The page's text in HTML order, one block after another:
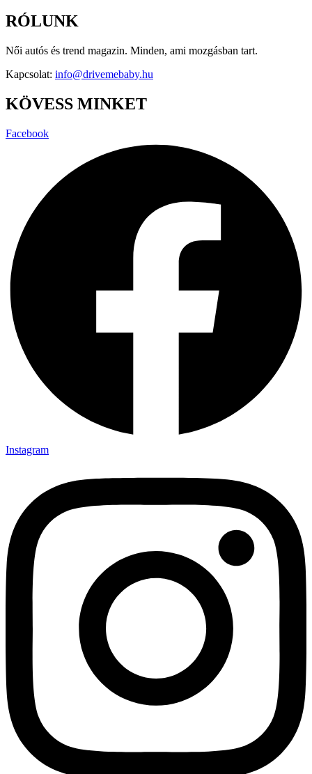
RÓLUNK
Női autós és trend magazin. Minden, ami mozgásban tart.
Kapcsolat: info@drivemebaby.hu
KÖVESS MINKET
Facebook
Instagram